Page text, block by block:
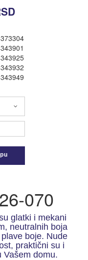
070
glatki i mekani
neutralnih boja
boje. Nude
praktični su i
Vašem domu.